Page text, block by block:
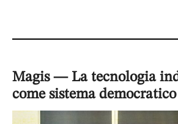
Magis — La tecnologia
come sistema democratico